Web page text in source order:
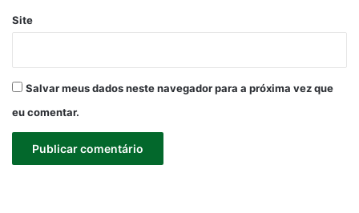
Site
Salvar meus dados neste navegador para a próxima vez que
eu comentar.